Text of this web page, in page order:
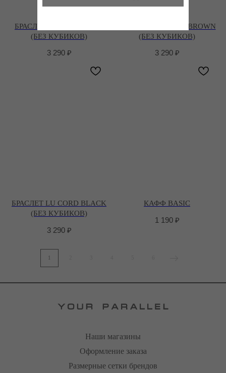
БРАСЛЕТ LU CORD WINE
(БЕЗ КУБИКОВ)
3 290 ₽
БРАСЛЕТ LU CORD BROWN
(БЕЗ КУБИКОВ)
3 290 ₽
БРАСЛЕТ LU CORD BLACK
(БЕЗ КУБИКОВ)
3 290 ₽
КАФФ BASIC
1 190 ₽
1
Наши магазины
Оформление заказа
Размерные сетки брендов